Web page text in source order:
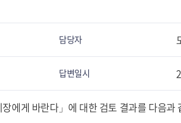
담당자
답변일시
에게 바란다」에 대한 검토 결과를 다음과